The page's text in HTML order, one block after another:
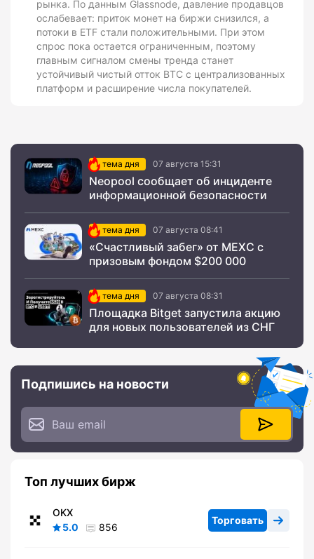
рынка. По данным Glassnode, давление продавцов
ослабевает: приток монет на биржи снизился, а
потоки в ETF стали положительными. При этом
спрос пока остается ограниченным, поэтому
главным сигналом смены тренда станет
устойчивый чистый отток BTC с централизованных
платформ и расширение числа покупателей.
тема дня 07 августа 15:31
Neopool сообщает об инциденте
информационной безопасности
тема дня 07 августа 08:41
«Счастливый забег» от MEXC с
призовым фондом $200 000
тема дня 07 августа 08:31
Площадка Bitget запустила акцию
для новых пользователей из СНГ
Подпишись на новости
Топ лучших бирж
OKX
5.0
856
Торговать